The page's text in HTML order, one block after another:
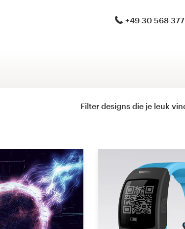
+49 30 568
Filter designs die je leuk
Brand launch pack
WordPress-thema-ontwerp